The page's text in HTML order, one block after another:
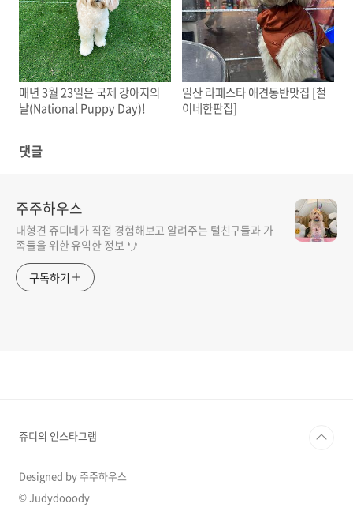
매년 3월 23일은 국제 강아지의
날(National Puppy Day)!
일산 라페스타 애견동반맛집 [철
이네한판집]
댓글
주주하우스
대형견 쥬디네가 직접 경험해보고 알려주는 털친구들과 가
족들을 위한 유익한 정보 ❛◞❛
구독하기
쥬디의 인스타그램
Designed by 주주하우스
© Judydooody